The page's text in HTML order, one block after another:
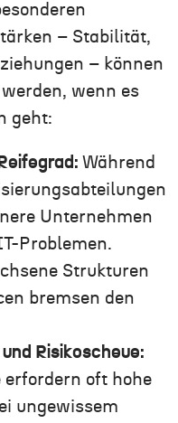
– Stabilität,
– können
wenn es
geht:
Während
Unternehmen
Problemen.
Strukturen
bremsen den
Risikoscheue:
erfordern oft hohe
ungewissem